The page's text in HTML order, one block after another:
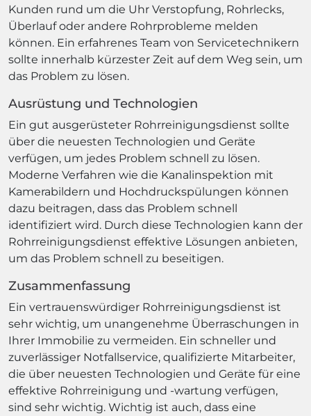
Kunden rund um die Uhr Verstopfung, Rohrlecks,
Überlauf oder andere Rohrprobleme melden
können. Ein erfahrenes Team von Servicetechnikern
sollte innerhalb kürzester Zeit auf dem Weg sein, um
das Problem zu lösen.
Ausrüstung und Technologien
Ein gut ausgerüsteter Rohrreinigungsdienst sollte
über die neuesten Technologien und Geräte
verfügen, um jedes Problem schnell zu lösen.
Moderne Verfahren wie die Kanalinspektion mit
Kamerabildern und Hochdruckspülungen können
dazu beitragen, dass das Problem schnell
identifiziert wird. Durch diese Technologien kann der
Rohrreinigungsdienst effektive Lösungen anbieten,
um das Problem schnell zu beseitigen.
Zusammenfassung
Ein vertrauenswürdiger Rohrreinigungsdienst ist
sehr wichtig, um unangenehme Überraschungen in
Ihrer Immobilie zu vermeiden. Ein schneller und
zuverlässiger Notfallservice, qualifizierte Mitarbeiter,
die über neuesten Technologien und Geräte für eine
effektive Rohrreinigung und -wartung verfügen,
sind sehr wichtig. Wichtig ist auch, dass eine